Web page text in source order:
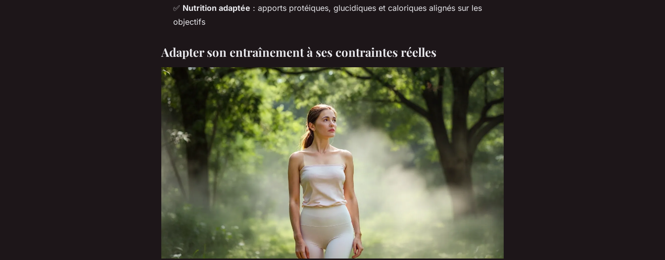
✅ Nutrition adaptée : apports protéiques, glucidiques et caloriques alignés sur les
objectifs
Adapter son entraînement à ses contraintes réelles